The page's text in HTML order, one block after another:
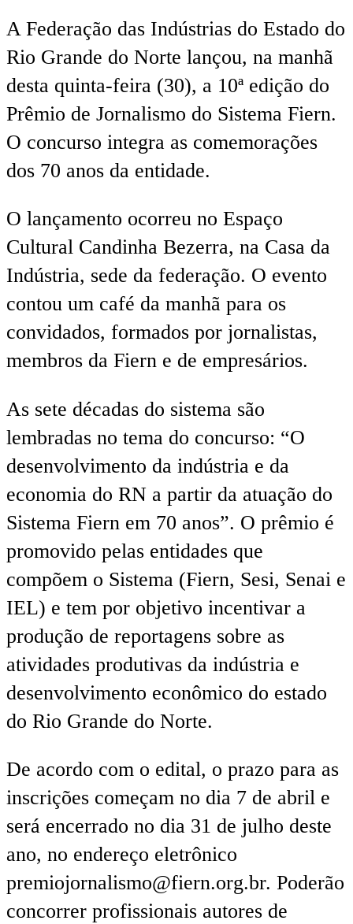
A Federação das Indústrias do Estado do
Rio Grande do Norte lançou, na manhã
desta quinta-feira (30), a 10ª edição do
Prêmio de Jornalismo do Sistema Fiern.
O concurso integra as comemorações
dos 70 anos da entidade.
O lançamento ocorreu no Espaço
Cultural Candinha Bezerra, na Casa da
Indústria, sede da federação. O evento
contou um café da manhã para os
convidados, formados por jornalistas,
membros da Fiern e de empresários.
As sete décadas do sistema são
lembradas no tema do concurso: “O
desenvolvimento da indústria e da
economia do RN a partir da atuação do
Sistema Fiern em 70 anos”. O prêmio é
promovido pelas entidades que
compõem o Sistema (Fiern, Sesi, Senai e
IEL) e tem por objetivo incentivar a
produção de reportagens sobre as
atividades produtivas da indústria e
desenvolvimento econômico do estado
do Rio Grande do Norte.
De acordo com o edital, o prazo para as
inscrições começam no dia 7 de abril e
será encerrado no dia 31 de julho deste
ano, no endereço eletrônico
premiojornalismo@fiern.org.br. Poderão
concorrer profissionais autores de